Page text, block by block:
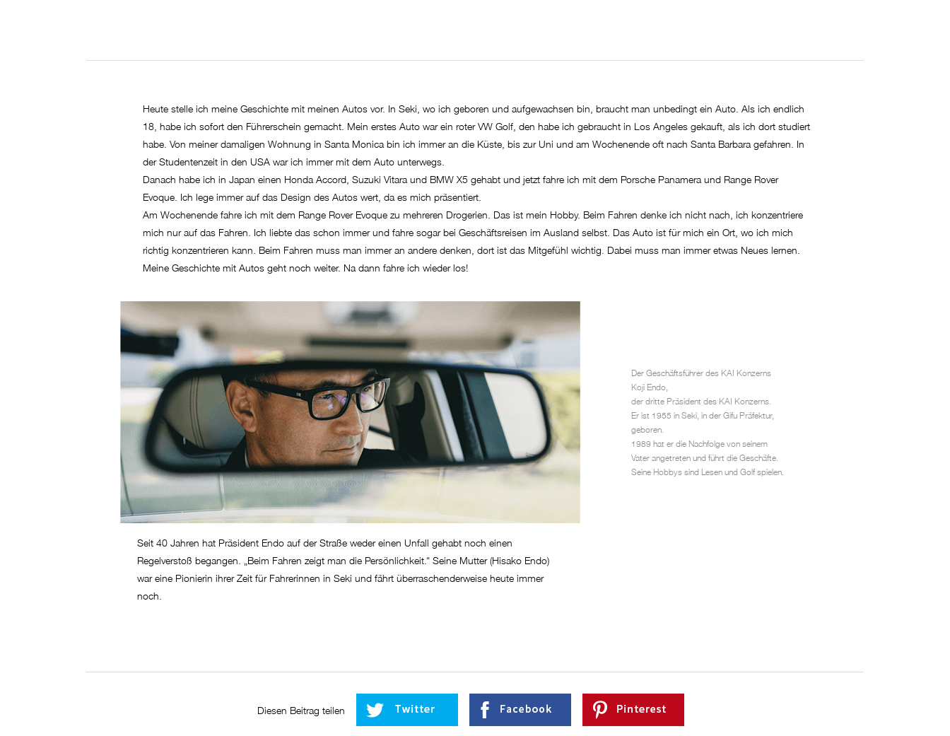
Heute stelle ich meine Geschichte mit meinen Autos vor. In Seki, wo ich geboren und aufgewachsen bin, braucht man unbedingt ein Auto. Als ich endlich
18, habe ich sofort den Führerschein gemacht. Mein erstes Auto war ein roter VW Golf, den habe ich gebraucht in Los Angeles gekauft, als ich dort studiert
habe. Von meiner damaligen Wohnung in Santa Monica bin ich immer an die Küste, bis zur Uni und am Wochenende oft nach Santa Barbara gefahren. In
der Studentenzeit in den USA war ich immer mit dem Auto unterwegs.
Danach habe ich in Japan einen Honda Accord, Suzuki Vitara und BMW X5 gehabt und jetzt fahre ich mit dem Porsche Panamera und Range Rover
Evoque. Ich lege immer auf das Design des Autos wert, da es mich präsentiert.
Am Wochenende fahre ich mit dem Range Rover Evoque zu mehreren Drogerien. Das ist mein Hobby. Beim Fahren denke ich nicht nach, ich konzentriere
mich nur auf das Fahren. Ich liebte das schon immer und fahre sogar bei Geschäftsreisen im Ausland selbst. Das Auto ist für mich ein Ort, wo ich mich
richtig konzentrieren kann. Beim Fahren muss man immer an andere denken, dort ist das Mitgefühl wichtig. Dabei muss man immer etwas Neues lernen.
Meine Geschichte mit Autos geht noch weiter. Na dann fahre ich wieder los!
Seit 40 Jahren hat Präsident Endo auf der Straße weder einen Unfall gehabt noch einen
Regelverstoß begangen. „Beim Fahren zeigt man die Persönlichkeit.“ Seine Mutter (Hisako Endo)
war eine Pionierin ihrer Zeit für Fahrerinnen in Seki und fährt überraschenderweise heute immer
noch.
Der Geschäftsführer des KAI Konzerns
Koji Endo,
der dritte Präsident des KAI Konzerns.
Er ist 1955 in Seki, in der Gifu Präfektur,
geboren.
1989 hat er die Nachfolge von seinem
Vater angetreten und führt die Geschäfte.
Seine Hobbys sind Lesen und Golf spielen.
Diesen Beitrag teilen